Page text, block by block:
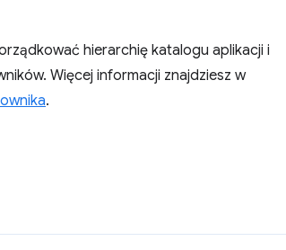
hierarchię katalogu aplikacji i
Więcej informacji znajdziesz w
.